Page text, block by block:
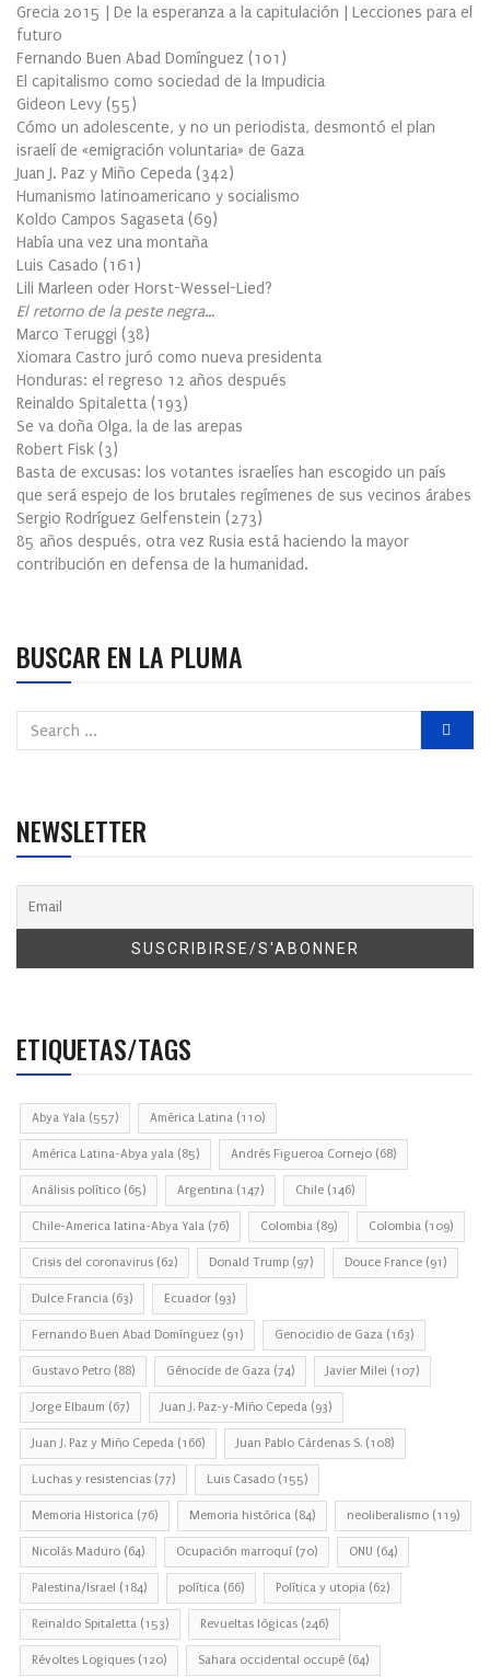
Grecia 2015 | De la esperanza a la capitulación | Lecciones para el
futuro
Fernando Buen Abad Domínguez (101 )
El capitalismo como sociedad de la Impudicia
Gideon Levy (55)
Cómo un adolescente, y no un periodista, desmontó el plan
israelí de «emigración voluntaria» de Gaza
Juan J. Paz y Miño Cepeda (342)
Humanismo latinoamericano y socialismo
Koldo Campos Sagaseta (69)
Había una vez una montaña
Luis Casado (161 )
Lili Marleen oder Horst-Wessel-Lied?
El retorno de la peste negra…
Marco Teruggi (38)
Xiomara Castro juró como nueva presidenta
Honduras: el regreso 12 años después
Reinaldo Spitaletta (193)
Se va doña Olga, la de las arepas
Robert Fisk (3)
Basta de excusas: los votantes israelíes han escogido un país
que será espejo de los brutales regímenes de sus vecinos árabes
Sergio Rodríguez Gelfenstein (273)
85 años después, otra vez Rusia está haciendo la mayor
contribución en defensa de la humanidad.
BUSCAR EN LA PLUMA
NEWSLETTER
ETIQUETAS/TAGS
Abya Yala (557) América Latina (110)
América Latina-Abya yala (85) Andrés Figueroa Cornejo (68)
Análisis político (65) Argentina (147) Chile (146)
Chile-America latina-Abya Yala (76) Colombia (89) Colombia (109)
Crisis del coronavirus (62) Donald Trump (97) Douce France (91)
Dulce Francia (63) Ecuador (93)
Fernando Buen Abad Domínguez (91) Genocidio de Gaza (163)
Gustavo Petro (88) Génocide de Gaza (74) Javier Milei (107)
Jorge Elbaum (67) Juan J. Paz-y-Miño Cepeda (93)
Juan J. Paz y Miño Cepeda (166) Juan Pablo Cárdenas S. (108)
Luchas y resistencias (77) Luis Casado (155)
Memoria Historica (76) Memoria histórica (84) neoliberalismo (119)
Nicolás Maduro (64) Ocupación marroquí (70) ONU (64)
Palestina/Israel (184) política (66) Política y utopia (62)
Reinaldo Spitaletta (153) Revueltas lógicas (246)
Révoltes Logiques (120) Sahara occidental occupé (64)